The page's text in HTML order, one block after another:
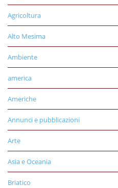
Agricoltura
Alto Mesima
Ambiente
america
Americhe
Annunci e pubblicazioni
Arte
Asia e Oceania
Briatico